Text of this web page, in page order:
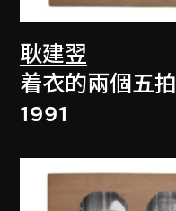
耿建翌
着衣的兩個五拍
1991